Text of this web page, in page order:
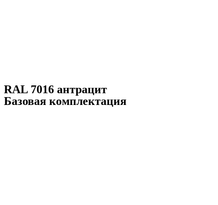
RAL 7016 антрацит
Базовая комплектация